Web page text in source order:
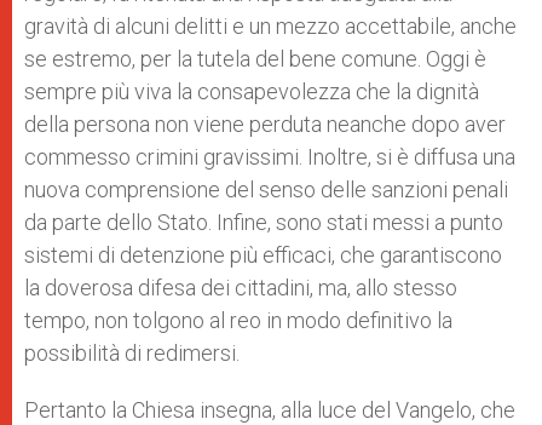
gravità di alcuni delitti e un mezzo accettabile, anche
se estremo, per la tutela del bene comune. Oggi è
sempre più viva la consapevolezza che la dignità
della persona non viene perduta neanche dopo aver
commesso crimini gravissimi. Inoltre, si è diffusa una
nuova comprensione del senso delle sanzioni penali
da parte dello Stato. Infine, sono stati messi a punto
sistemi di detenzione più efficaci, che garantiscono
la doverosa difesa dei cittadini, ma, allo stesso
tempo, non tolgono al reo in modo definitivo la
possibilità di redimersi.
Pertanto la Chiesa insegna, alla luce del Vangelo, che